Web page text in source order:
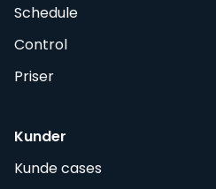
Schedule
Control
Priser
Kunder
Kunde cases